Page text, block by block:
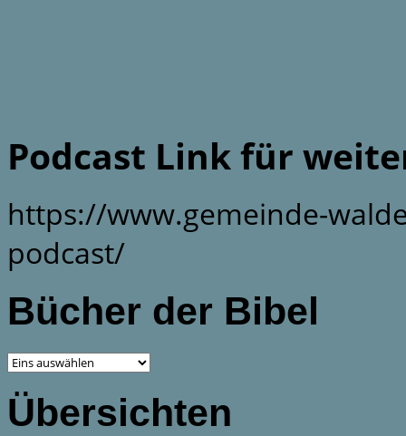
Podcast Link für
https://www.gemeinde-
podcast/
Bücher der Bibel
Übersichten